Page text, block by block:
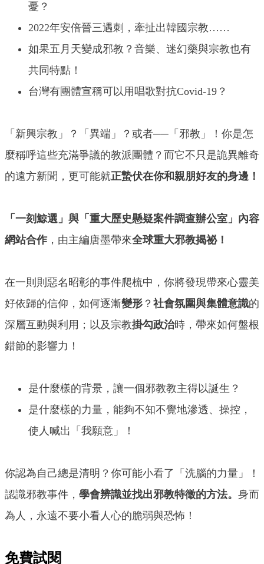
憂？
2022年安倍晉三遇刺，牽扯出韓國宗教……
如果五月天變成邪教？音樂、迷幻藥與宗教也有
共同特點！
台灣有團體宣稱可以用唱歌對抗Covid-19？
「新興宗教」？「異端」？或者──「邪教」！你是怎
麼稱呼這些充滿爭議的教派團體？而它不只是詭異離奇
的遠方新聞，更可能就正蟄伏在你和親朋好友的身邊！
「一刻鯨選」與「重大歷史懸疑案件調查辦公室」內容
網站合作，由主編唐墨帶來全球重大邪教揭祕！
在一則則惡名昭彰的事件爬梳中，你將發現帶來心靈美
好依歸的信仰，如何逐漸變形 ？ 社會氛圍與集體意識的
深層互動與利用；以及宗教掛勾政治時，帶來如何盤根
錯節的影響力！
是什麼樣的背景，讓一個邪教教主得以誕生？
是什麼樣的力量，能夠不知不覺地滲透、操控，
使人喊出「我願意」！
你認為自己總是清明？你可能小看了「洗腦的力量」！
認識邪教事件， 學會辨識並找出邪教特徵的方法。 身而
為人，永遠不要小看人心的脆弱與恐怖！
免費試閱